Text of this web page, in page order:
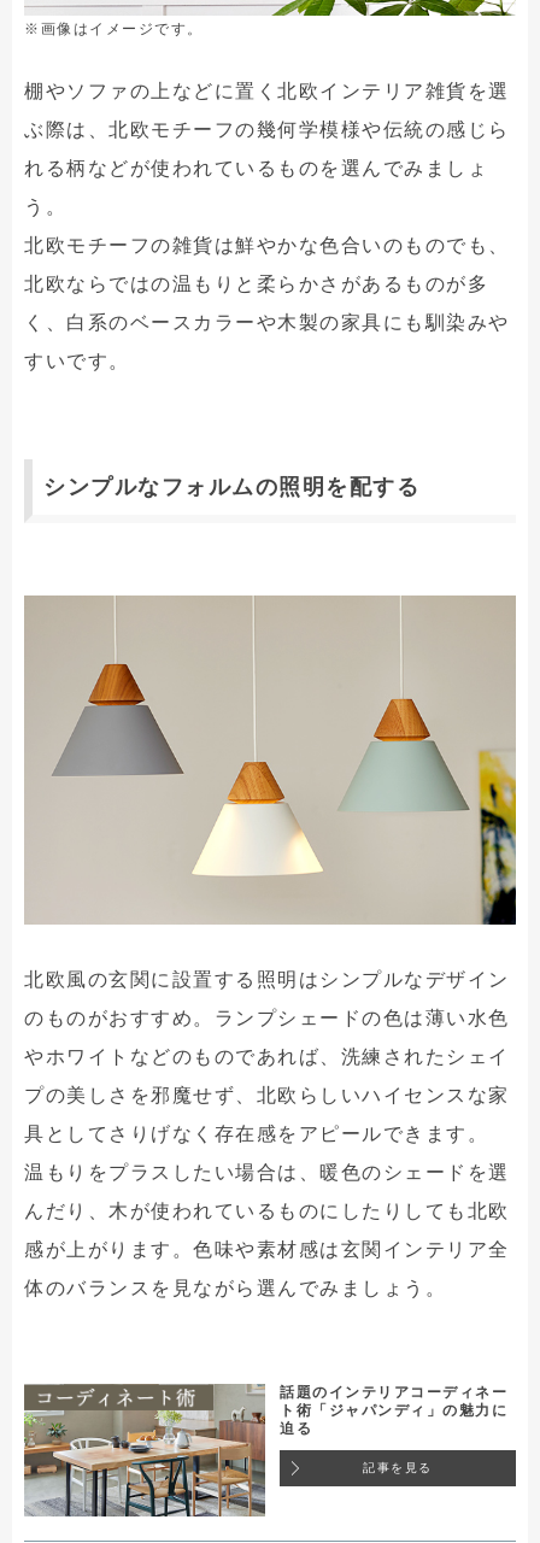
※画像はイメージです。
棚やソファの上などに置く北欧インテリア雑貨を選
ぶ際は、北欧モチーフの幾何学模様や伝統の感じら
れる柄などが使われているものを選んでみましょ
う。
北欧モチーフの雑貨は鮮やかな色合いのものでも、
北欧ならではの温もりと柔らかさがあるものが多
く、白系のベースカラーや木製の家具にも馴染みや
すいです。
シンプルなフォルムの照明を配する
北欧風の玄関に設置する照明はシンプルなデザイン
のものがおすすめ。ランプシェードの色は薄い水色
やホワイトなどのものであれば、洗練されたシェイ
プの美しさを邪魔せず、北欧らしいハイセンスな家
具としてさりげなく存在感をアピールできます。
温もりをプラスしたい場合は、暖色のシェードを選
んだり、木が使われているものにしたりしても北欧
感が上がります。色味や素材感は玄関インテリア全
体のバランスを見ながら選んでみましょう。
話題のインテリアコーディネー
ト術「ジャパンディ」の魅力に
迫る
記事を見る